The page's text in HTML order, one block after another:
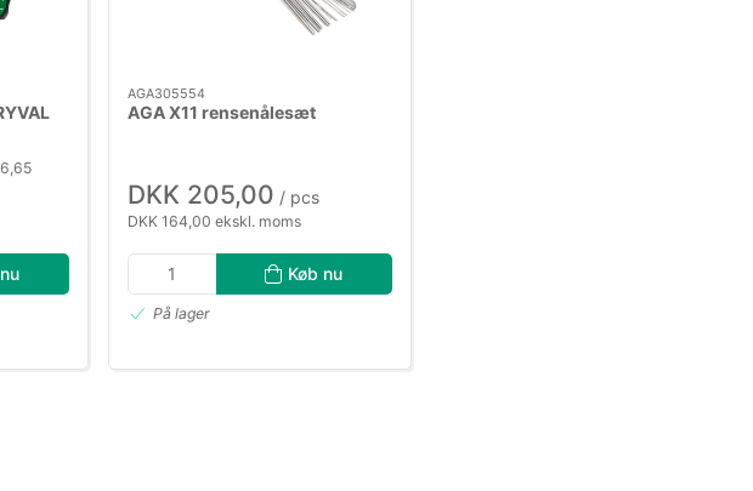
AGA305554
AGA X11 rensenålesæt
DKK 205,00 / pcs
DKK 164,00 ekskl. moms
Køb nu
På lager